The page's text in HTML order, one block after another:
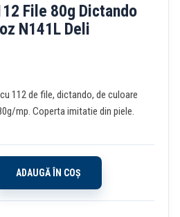
File 80g Dictando
N141L Deli
112 de file, dictando, de culoare
mp. Coperta imitatie din piele.
ADAUGĂ ÎN COȘ